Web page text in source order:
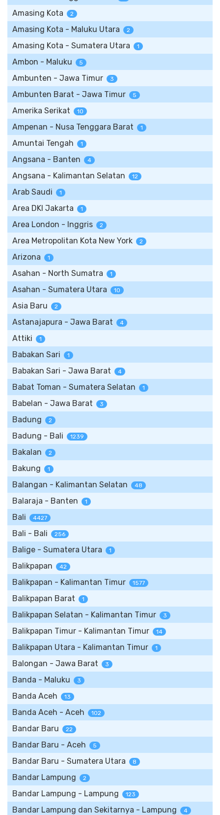
Amasing Kota 2
Amasing Kota - Maluku Utara 2
Amasing Kota - Sumatera Utara 1
Ambon - Maluku 5
Ambunten - Jawa Timur 3
Ambunten Barat - Jawa Timur 5
Amerika Serikat 10
Ampenan - Nusa Tenggara Barat 1
Amuntai Tengah 1
Angsana - Banten 4
Angsana - Kalimantan Selatan 12
Arab Saudi 1
Area DKI Jakarta 1
Area London - Inggris 2
Area Metropolitan Kota New York 2
Arizona 1
Asahan - North Sumatra 1
Asahan - Sumatera Utara 10
Asia Baru 2
Astanajapura - Jawa Barat 4
Attiki 1
Babakan Sari 1
Babakan Sari - Jawa Barat 4
Babat Toman - Sumatera Selatan 1
Babelan - Jawa Barat 3
Badung 2
Badung - Bali 1239
Bakalan 2
Bakung 1
Balangan - Kalimantan Selatan 48
Balaraja - Banten 1
Bali 4427
Bali - Bali 256
Balige - Sumatera Utara 1
Balikpapan 42
Balikpapan - Kalimantan Timur 1577
Balikpapan Barat 1
Balikpapan Selatan - Kalimantan Timur 3
Balikpapan Timur - Kalimantan Timur 14
Balikpapan Utara - Kalimantan Timur 1
Balongan - Jawa Barat 3
Banda - Maluku 3
Banda Aceh 13
Banda Aceh - Aceh 102
Bandar Baru 22
Bandar Baru - Aceh 5
Bandar Baru - Sumatera Utara 8
Bandar Lampung 2
Bandar Lampung - Lampung 123
Bandar Lampung dan Sekitarnya - Lampung 4